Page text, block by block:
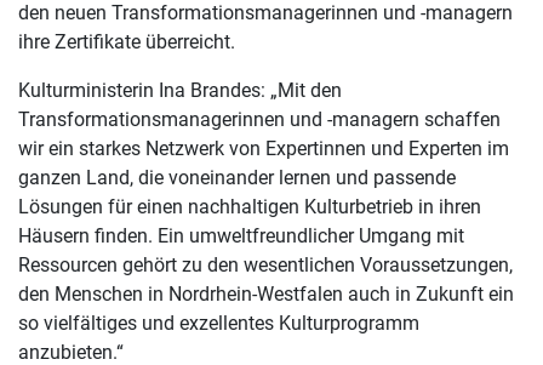
den neuen Transformationsmanagerinnen und -managern
ihre Zertifikate überreicht.
Kulturministerin Ina Brandes: „Mit den
Transformationsmanagerinnen und -managern schaffen
wir ein starkes Netzwerk von Expertinnen und Experten im
ganzen Land, die voneinander lernen und passende
Lösungen für einen nachhaltigen Kulturbetrieb in ihren
Häusern finden. Ein umweltfreundlicher Umgang mit
Ressourcen gehört zu den wesentlichen Voraussetzungen,
den Menschen in Nordrhein-Westfalen auch in Zukunft ein
so vielfältiges und exzellentes Kulturprogramm
anzubieten.“